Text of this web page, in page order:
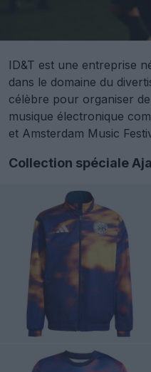
ID&T est une entreprise
dans le domaine du
célèbre pour organiser
musique électronique
et Amsterdam Music
Collection spéciale